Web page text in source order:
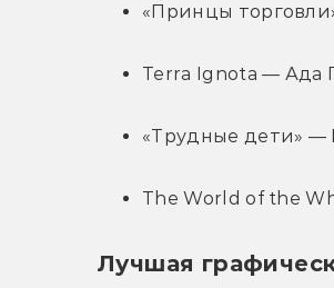
«Принцы
Terra Ignota — Ада
«Трудные дети» —
The World of the
Лучшая